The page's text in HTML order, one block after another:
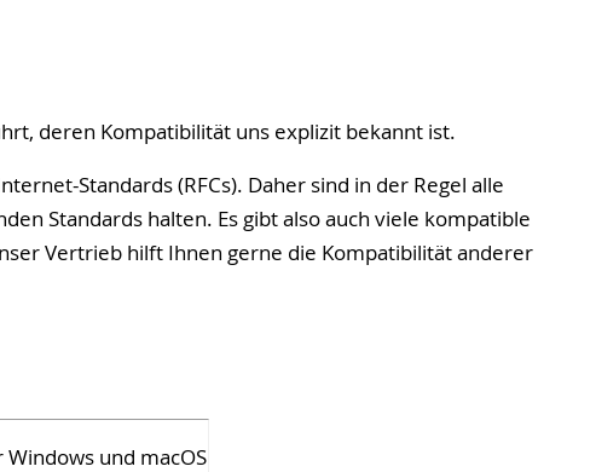
deren Kompatibilität uns explizit bekannt ist.
Standards (RFCs). Daher sind in der Regel alle
Standards halten. Es gibt also auch viele kompatible
Vertrieb hilft Ihnen gerne die Kompatibilität anderer
und macOS